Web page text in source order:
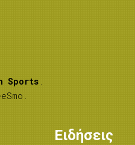
Sports .
.
Ειδήσεις